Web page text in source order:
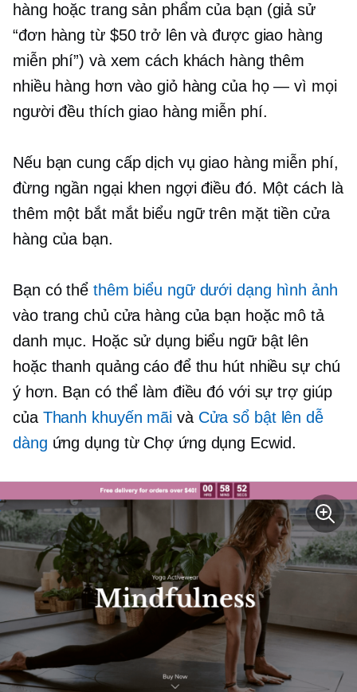
hàng hoặc trang sản phẩm của bạn (giả sử
“đơn hàng từ $50 trở lên và được giao hàng
miễn phí”) và xem cách khách hàng thêm
nhiều hàng hơn vào giỏ hàng của họ — vì mọi
người đều thích giao hàng miễn phí.
Nếu bạn cung cấp dịch vụ giao hàng miễn phí,
đừng ngần ngại khen ngợi điều đó. Một cách là
thêm một bắt mắtbiểu ngữ trên mặt tiền cửa
hàng của bạn.
Bạn có thể thêm biểu ngữ dưới dạng hình ảnh
vào trang chủ cửa hàng của bạn hoặc mô tả
danh mục. Hoặc sử dụng biểu ngữ bật lên
hoặc thanh quảng cáo để thu hút nhiều sự chú
ý hơn. Bạn có thể làm điều đó với sự trợ giúp
của Thanh khuyến mãi và Cửa sổ bật lên dễ
dàng ứng dụng từ Chợ ứng dụng Ecwid.